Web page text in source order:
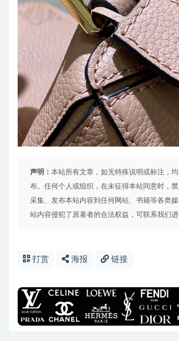
声明： 本站所有文章，如无特殊说明或标注，
布。任何个人或组织，在未征得本站同意时，禁
采集、发布本站内容到任何网站、书籍等各类
站内容侵犯了原著者的合法权益，可联系我们进
打赏 海报 链接